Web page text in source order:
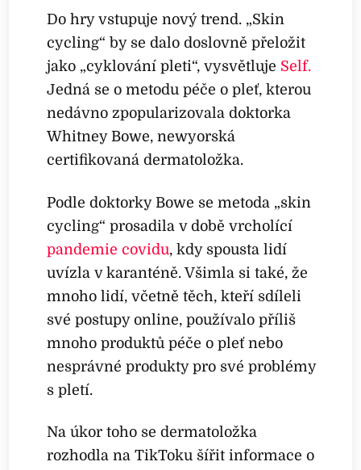
Do hry vstupuje nový trend. „Skin
cycling“ by se dalo doslovně přeložit
jako „cyklování pleti“, vysvětluje Self.
Jedná se o metodu péče o pleť, kterou
nedávno zpopularizovala doktorka
Whitney Bowe, newyorská
certifikovaná dermatoložka.
Podle doktorky Bowe se metoda „skin
cycling“ prosadila v době vrcholící
pandemie covidu, kdy spousta lidí
uvízla v karanténě. Všimla si také, že
mnoho lidí, včetně těch, kteří sdíleli
své postupy online, používalo příliš
mnoho produktů péče o pleť nebo
nesprávné produkty pro své problémy
s pletí.
Na úkor toho se dermatoložka
rozhodla na TikToku šířit informace o